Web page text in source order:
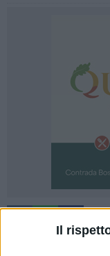
Il
I sindacati Cgil, Cisl